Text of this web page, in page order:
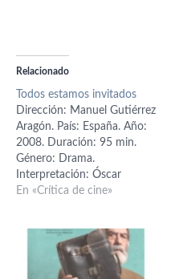
Relacionado
Todos estamos invitados
Dirección: Manuel Gutiérrez
Aragón. País: España. Año:
2008. Duración: 95 min.
Género: Drama.
Interpretación: Óscar
Jaenada (Josu Jon), José
(Francesca), Iñaki Miramón
(Imanol Iríbar), Adolfo
Fernández (Orkatz
En «Crítica de cine»